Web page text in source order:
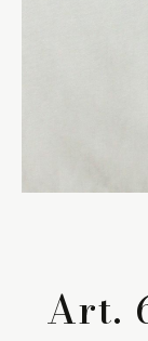
Art.